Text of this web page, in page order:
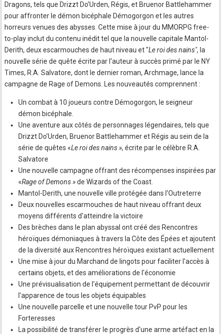
Dragons, tels que Drizzt Do’Urden, Régis, et Bruenor Battlehammer
pour affronter le démon bicéphale Démogorgon et les autres
horreurs venues des abysses. Cette mise à jour du MMORPG free-
to-play inclut du contenu inédit tel que la nouvelle capitale Mantol-
Derith, deux escarmouches de haut niveau et "Le roi des nains", la
nouvelle série de quête écrite par l'auteur à succès primé par le NY
Times, R.A. Salvatore, dont le dernier roman, Archmage, lance la
campagne de Rage of Demons. Les nouveautés comprennent :
Un combat à 10 joueurs contre Démogorgon, le seigneur
démon bicéphale.
Une aventure aux côtés de personnages légendaires, tels que
Drizzt Do’Urden, Bruenor Battlehammer et Régis au sein de la
série de quêtes «Le roi des nains », écrite par le célèbre R.A.
Salvatore
Une nouvelle campagne offrant des récompenses inspirées par
«Rage of Demons »de Wizards of the Coast.
Mantol-Derith, une nouvelle ville protégée dans l'Outreterre
Deux nouvelles escarmouches de haut niveau offrant deux
moyens différents d'atteindre la victoire
Des brèches dans le plan abyssal ont créé des Rencontres
héroïques démoniaques à travers la Côte des Épées et ajoutent
de la diversité aux Rencontres héroïques existant actuellement
Une mise à jour du Marchand de lingots pour faciliter l'accès à
certains objets, et des améliorations de l'économie
Une prévisualisation de l'équipement permettant de découvrir
l'apparence de tous les objets équipables
Une nouvelle parcelle et une nouvelle tour PvP pour les
Forteresses
La possibilité de transférer le progrès d'une arme artéfact en la